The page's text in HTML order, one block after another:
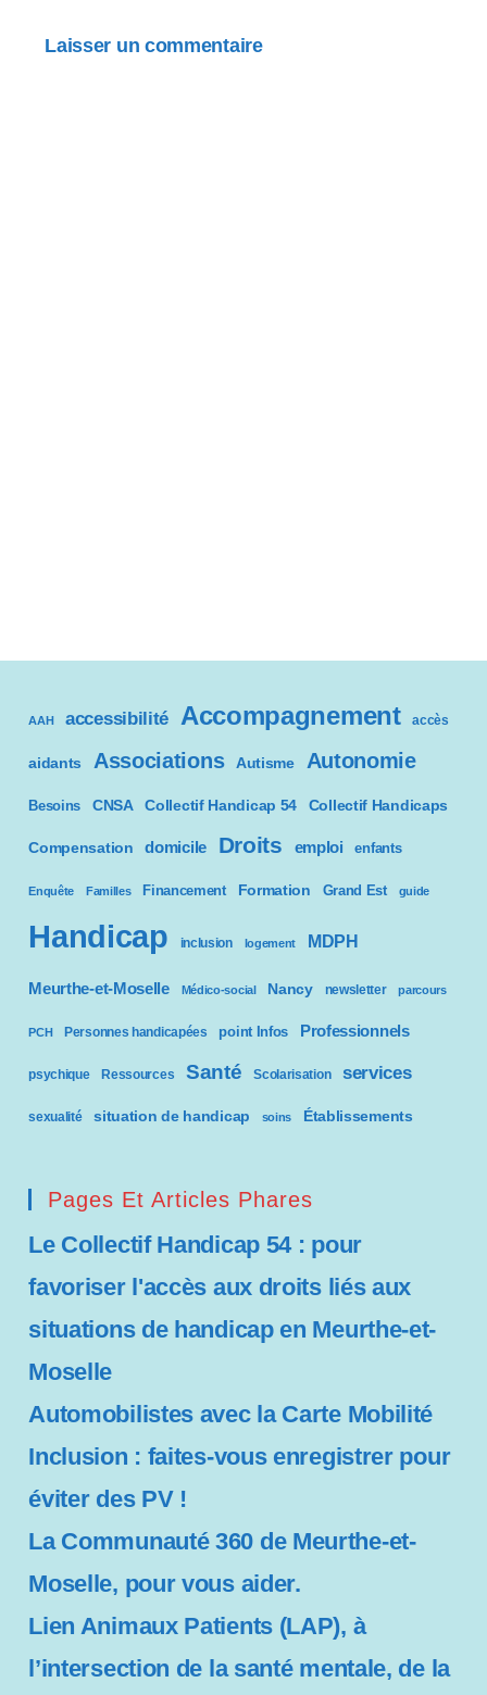
Laisser un commentaire
AAH accessibilité Accompagnement accès
aidants Associations Autisme Autonomie
Besoins CNSA Collectif Handicap 54 Collectif Handicaps
Compensation domicile Droits emploi enfants
Enquête Familles Financement Formation Grand Est guide
Handicap inclusion logement MDPH
Meurthe-et-Moselle Médico-social Nancy newsletter parcours
PCH Personnes handicapées point Infos Professionnels
psychique Ressources Santé Scolarisation services
sexualité situation de handicap soins Établissements
Pages Et Articles Phares
Le Collectif Handicap 54 : pour
favoriser l'accès aux droits liés aux
situations de handicap en Meurthe-et-
Moselle
Automobilistes avec la Carte Mobilité
Inclusion : faites-vous enregistrer pour
éviter des PV !
La Communauté 360 de Meurthe-et-
Moselle, pour vous aider.
Lien Animaux Patients (LAP), à
l’intersection de la santé mentale, de la